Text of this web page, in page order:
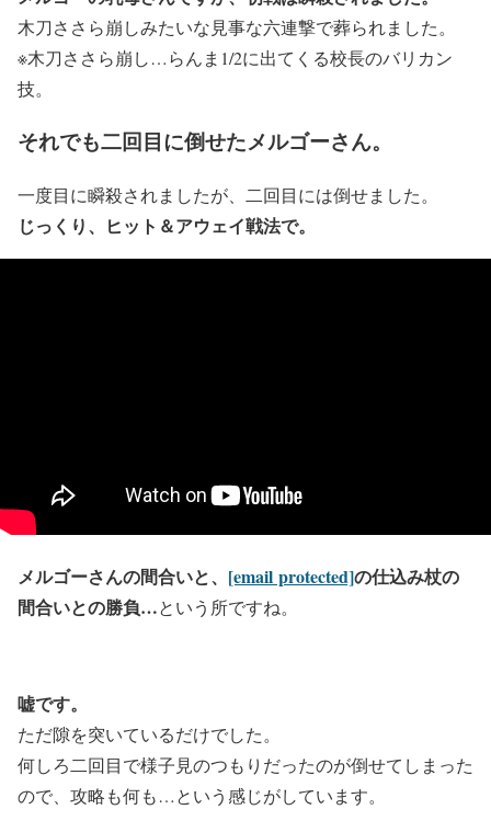
木刀ささら崩しみたいな見事な六連撃で葬られました。
※木刀ささら崩し…らんま1/2に出てくる校長のバリカン
技。
それでも二回目に倒せたメルゴーさん。
一度目に瞬殺されましたが、二回目には倒せました。
じっくり、ヒット＆アウェイ戦法で。
メルゴーさんの間合いと、 [email protected]の仕込み杖の
間合いとの勝負…という所ですね。
嘘です。
ただ隙を突いているだけでした。
何しろ二回目で様子見のつもりだったのが倒せてしまった
ので、攻略も何も…という感じがしています。